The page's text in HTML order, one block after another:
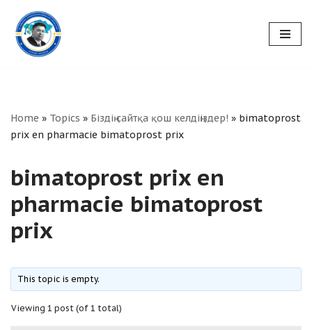
Skip
to
Home » Topics » Біздің сайтқа қош келдіңіздер! » bimatoprost
prix en pharmacie bimatoprost prix
bimatoprost prix en
pharmacie bimatoprost
prix
This topic is empty.
Viewing 1 post (of 1 total)